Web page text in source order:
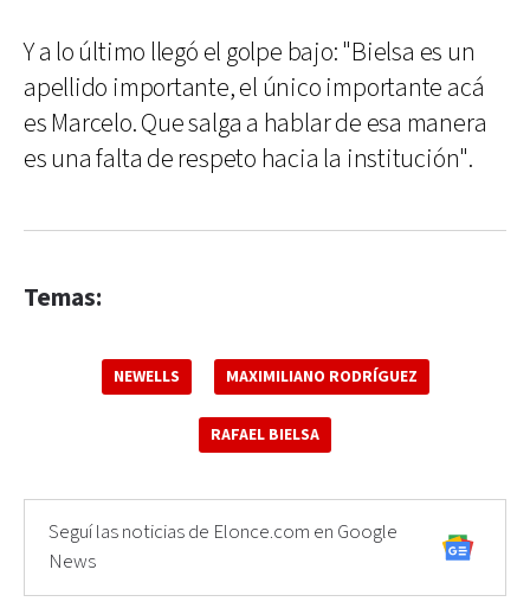
Y a lo último llegó el golpe bajo: "Bielsa es un
apellido importante, el único importante acá
es Marcelo. Que salga a hablar de esa manera
es una falta de respeto hacia la institución".
Temas:
NEWELLS MAXIMILIANO RODRÍGUEZ
RAFAEL BIELSA
Seguí las noticias de Elonce.com en Google
News